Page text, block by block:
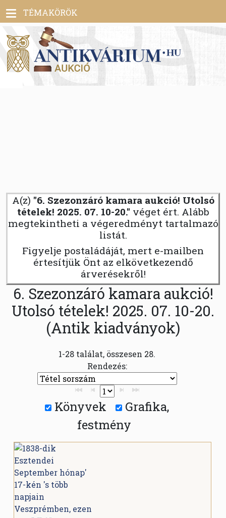
Toggle
navigation
TÉMAKÖRÖK
A(z) "6. Szezonzáró kamara aukció! Utolsó
tételek! 2025. 07. 10-20." véget ért. Alább
megtekintheti a végeredményt tartalmazó
listát.
Figyelje postaládáját, mert e-mailben
értesítjük Önt az elkövetkezendő
árverésekről!
6. Szezonzáró kamara aukció!
Utolsó tételek! 2025. 07. 10-20.
(Antik kiadványok)
1-28 találat, összesen 28.
Rendezés:
Könyvek
Grafika,
festmény